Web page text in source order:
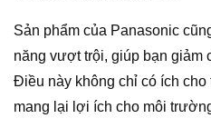
Sản phẩm của Panasonic
năng vượt trội, giúp bạn giảm
Điều này không chỉ có ích cho
mang lại lợi ích cho môi